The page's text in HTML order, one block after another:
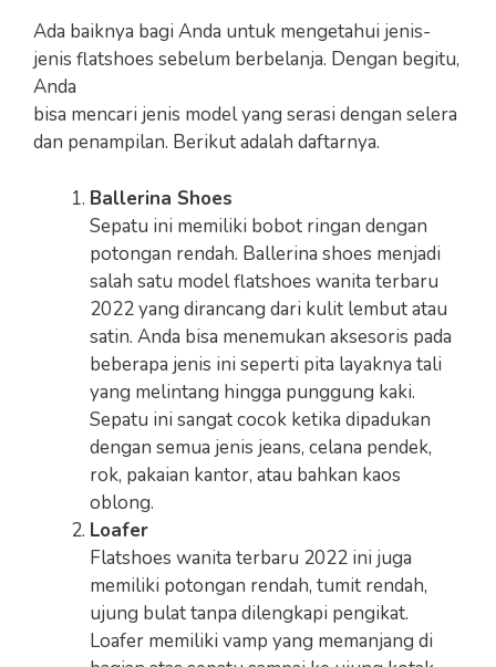
Ada baiknya bagi Anda untuk mengetahui jenis-
jenis flatshoes sebelum berbelanja. Dengan begitu,
Anda
bisa mencari jenis model yang serasi dengan selera
dan penampilan. Berikut adalah daftarnya.
Ballerina Shoes
Sepatu ini memiliki bobot ringan dengan
potongan rendah. Ballerina shoes menjadi
salah satu model flatshoes wanita terbaru
2022 yang dirancang dari kulit lembut atau
satin. Anda bisa menemukan aksesoris pada
beberapa jenis ini seperti pita layaknya tali
yang melintang hingga punggung kaki.
Sepatu ini sangat cocok ketika dipadukan
dengan semua jenis jeans, celana pendek,
rok, pakaian kantor, atau bahkan kaos
oblong.
Loafer
Flatshoes wanita terbaru 2022 ini juga
memiliki potongan rendah, tumit rendah,
ujung bulat tanpa dilengkapi pengikat.
Loafer memiliki vamp yang memanjang di